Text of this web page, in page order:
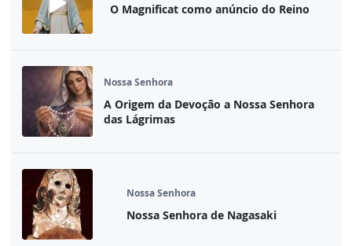
O Magnificat como anúncio do Reino
Nossa Senhora
A Origem da Devoção a Nossa Senhora
das Lágrimas
Nossa Senhora
Nossa Senhora de Nagasaki